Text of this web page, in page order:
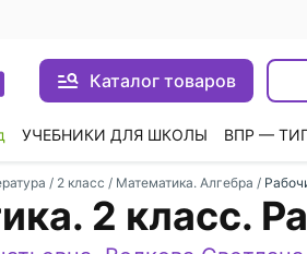
Каталог товаров
УЧЕБНИКИ ДЛЯ ШКОЛЫ ВПР —
/ 2 класс / Математика. Алгебра /
2 класс.